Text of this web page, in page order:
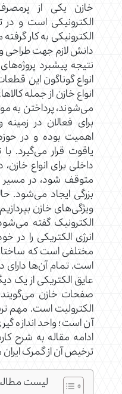
خازن یکی از
الکترونیکی است و
الکترونیکی به کار
دانش لازم جهت طراحی
نتیجه پیشبرد
انواع گوناگون این
انواع خازن از جمله
می‌شوند، پرداختن به
برای فعالان در
اهمیت بوده و در
یاقوت قرار می‌گیرد.
داخلی برای انواع
متوقف شود، در مسیر
بزرگی ایجاد می‌شود.
ویژگی‌های خازن
الکترونیک گفته
انرژی الکتریکی را در
مختلفی است که
است. تمام آن‌ها
عایق الکتریکی از یک
صفحات خازن
الکترولیت است. مهم
آن است؛ واحد اندازه
ادامه مقاله به شرح
ترخیص آن از گمرک ایران
لیست